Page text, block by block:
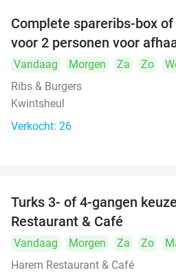
Complete spareribs-box
voor 2 personen voor
Vandaag Morgen Za Zo
Ribs & Burgers
Kwintsheul
Verkocht: 26
Turks 3- of 4-gangen
Restaurant & Café
Vandaag Morgen Za Zo
Harem Restaurant & Café